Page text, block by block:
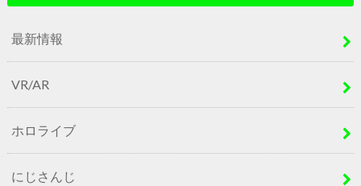
最新情報
VR/AR
ホロライブ
にじさんじ